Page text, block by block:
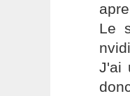
Le
J'ai